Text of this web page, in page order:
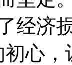
经济
初心